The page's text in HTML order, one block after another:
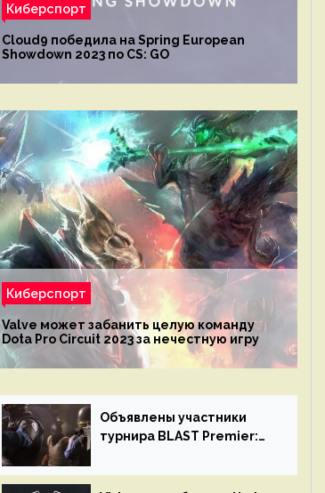
Киберспорт
Cloud9 победила на Spring European
Showdown 2023 по CS: GO
Киберспорт
Valve может забанить целую команду
Dota Pro Circuit 2023 за нечестную игру
Объявлены участники
турнира BLAST Premier: